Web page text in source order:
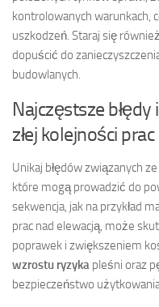
kontrolowanych warunkach,
uszkodzeń. Staraj się
dopuścić do
budowlanych.
Najczęstsze
złej kolejności prac
Unikaj błędów związanych
które mogą prowadzić do
sekwencja, jak na przykład
prac nad elewacją, może
poprawek i zwiększeniem
wzrostu ryzyka pleśni oraz
bezpieczeństwo